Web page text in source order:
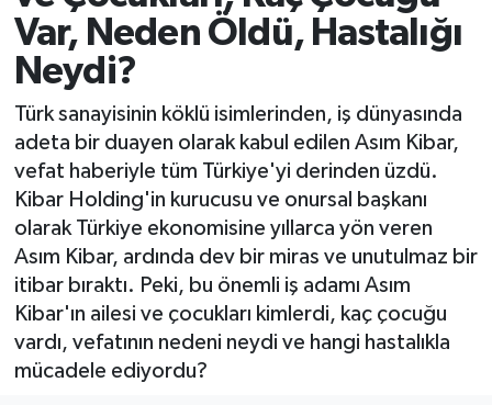
Var, Neden Öldü, Hastalığı
Neydi?
Türk sanayisinin köklü isimlerinden, iş dünyasında
adeta bir duayen olarak kabul edilen Asım Kibar,
vefat haberiyle tüm Türkiye'yi derinden üzdü.
Kibar Holding'in kurucusu ve onursal başkanı
olarak Türkiye ekonomisine yıllarca yön veren
Asım Kibar, ardında dev bir miras ve unutulmaz bir
itibar bıraktı. Peki, bu önemli iş adamı Asım
Kibar'ın ailesi ve çocukları kimlerdi, kaç çocuğu
vardı, vefatının nedeni neydi ve hangi hastalıkla
mücadele ediyordu?